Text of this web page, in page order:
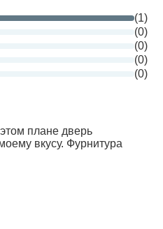
(1)
(0)
(0)
(0)
(0)
плане дверь
вкусу. Фурнитура